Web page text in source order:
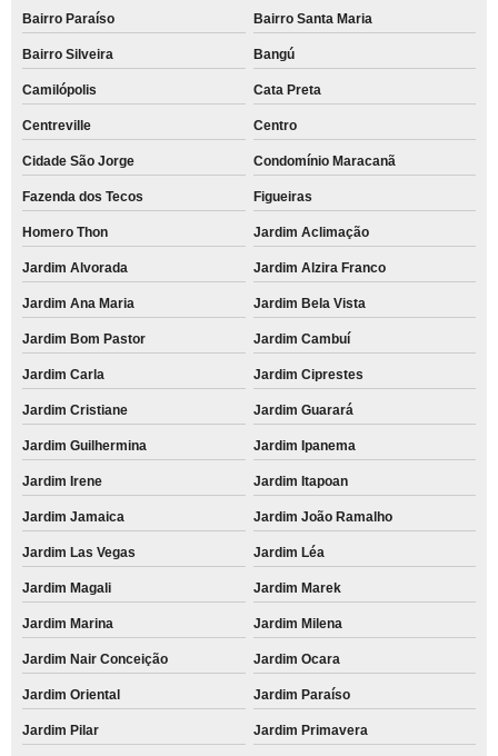
Bairro Paraíso Bairro Santa Maria
Bairro Silveira Bangú
Camilópolis Cata Preta
Centreville Centro
Cidade São Jorge Condomínio Maracanã
Fazenda dos Tecos Figueiras
Homero Thon Jardim Aclimação
Jardim Alvorada Jardim Alzira Franco
Jardim Ana Maria Jardim Bela Vista
Jardim Bom Pastor Jardim Cambuí
Jardim Carla Jardim Ciprestes
Jardim Cristiane Jardim Guarará
Jardim Guilhermina Jardim Ipanema
Jardim Irene Jardim Itapoan
Jardim Jamaica Jardim João Ramalho
Jardim Las Vegas Jardim Léa
Jardim Magali Jardim Marek
Jardim Marina Jardim Milena
Jardim Nair Conceição Jardim Ocara
Jardim Oriental Jardim Paraíso
Jardim Pilar Jardim Primavera